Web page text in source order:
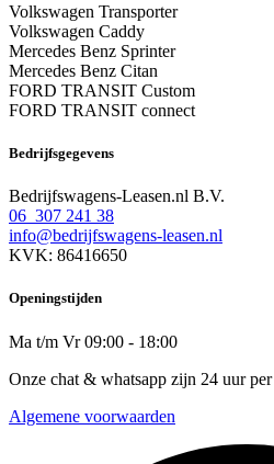
Volkswagen Transporter
Volkswagen Caddy
Mercedes Benz Sprinter
Mercedes Benz Citan
FORD TRANSIT Custom
FORD TRANSIT connect
Bedrijfsgegevens
Bedrijfswagens-Leasen.nl B.V.
06 307 241 38
info@bedrijfswagens-leasen.nl
KVK: 86416650
Openingstijden
Ma t/m Vr 09:00 - 18:00
Onze chat & whatsapp zijn 24 uur
Algemene voorwaarden